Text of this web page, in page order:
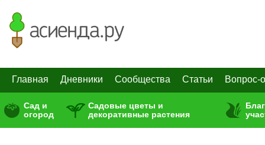
Главная Дневники Сообщества Статьи Вопрос-
Сад и
огород
Садовые цветы и
декоративные растения